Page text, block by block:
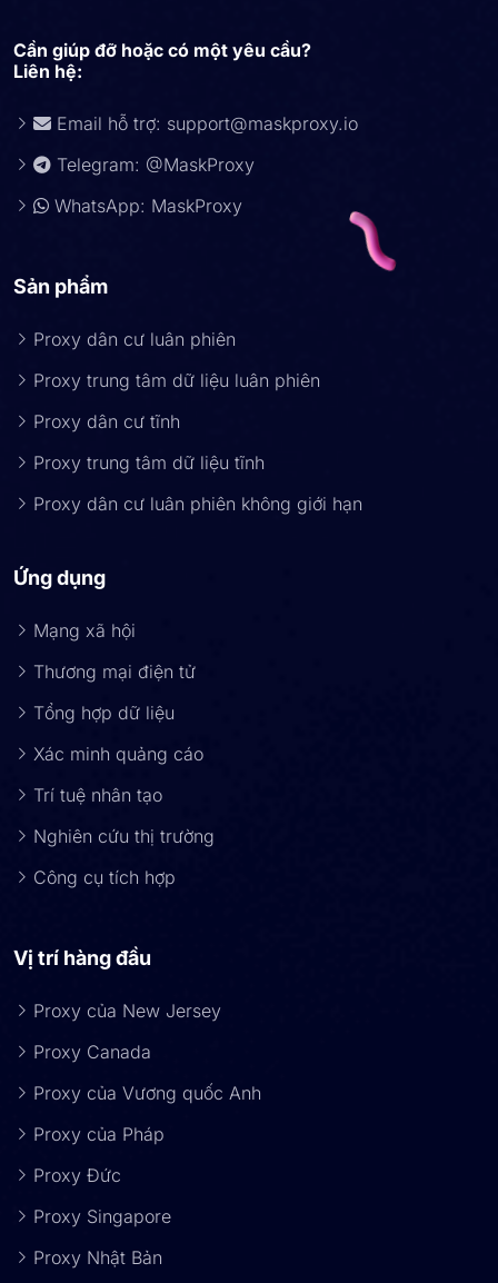
Cần giúp đỡ hoặc có một yêu cầu?
Liên hệ:
Email hỗ trợ: support@maskproxy.io
Telegram: @MaskProxy
WhatsApp: MaskProxy
Sản phẩm
Proxy dân cư luân phiên
Proxy trung tâm dữ liệu luân phiên
Proxy dân cư tĩnh
Proxy trung tâm dữ liệu tĩnh
Proxy dân cư luân phiên không giới hạn
Ứng dụng
Mạng xã hội
Thương mại điện tử
Tổng hợp dữ liệu
Xác minh quảng cáo
Trí tuệ nhân tạo
Nghiên cứu thị trường
Công cụ tích hợp
Vị trí hàng đầu
Proxy của New Jersey
Proxy Canada
Proxy của Vương quốc Anh
Proxy của Pháp
Proxy Đức
Proxy Singapore
Proxy Nhật Bản